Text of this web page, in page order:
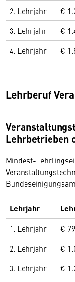
2. Lehrjahr
€
3. Lehrjahr
€
4. Lehrjahr
€
Lehrberuf
Lehrbetrieben
Mindest-
Lehrjahr
1. Lehrjahr
€
2. Lehrjahr
€
3. Lehrjahr
€